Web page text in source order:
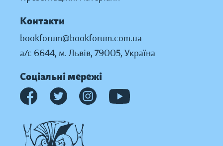
Контакти
bookforum@bookforum.com.ua
а/с 6644, м. Львів, 79005, Україна
Соціальні мережі